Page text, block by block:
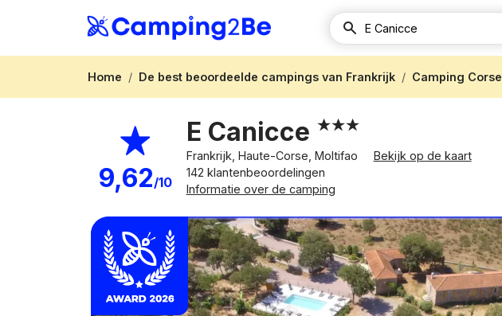
Home De best beoordeelde campings van Frankrijk Camping Corse
9,62/10
E Canicce
Frankrijk, Haute-Corse, Moltifao
Bekijk op de kaart
142 klantenbeoordelingen
Informatie over de camping